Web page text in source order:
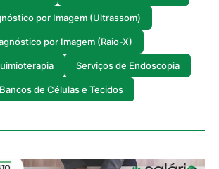
por Imagem (Ultrassom)
por Imagem (Raio-X)
Serviços de Endoscopia
Bancos de Células e Tecidos